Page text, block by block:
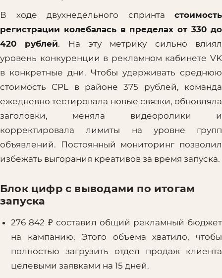
В ходе двухнедельного спринта стоимость
регистрации колебалась в пределах от 330 до
420 рублей. На эту метрику сильно влиял
уровень конкуренции в рекламном кабинете VK
в конкретные дни. Чтобы удерживать среднюю
стоимость CPL в районе 375 рублей, команда
ежедневно тестировала новые связки, обновляла
заголовки, меняла видеоролики и
корректировала лимиты на уровне групп
объявлений. Постоянный мониторинг позволил
избежать выгорания креативов за время запуска.
Блок цифр с выводами по итогам
запуска
276 842 ₽ составил общий рекламный бюджет
на кампанию. Этого объема хватило, чтобы
полностью загрузить отдел продаж клиента
целевыми заявками на 15 дней.